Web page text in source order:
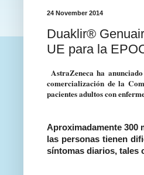
24 November 2014
Duaklir®
UE para la
AstraZeneca ha
comercialización de la
pacientes adultos con
Aproximadamente 300
las personas tienen
síntomas diarios, tales